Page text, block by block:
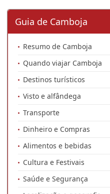
Guia de Camboja
Resumo de Camboja
Quando viajar Camboja
Destinos turísticos
Visto e alfândega
Transporte
Dinheiro e Compras
Alimentos e bebidas
Cultura e Festivais
Saúde e Segurança